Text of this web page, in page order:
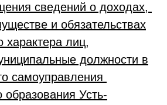
сведений о доходах,
и обязательствах
характера лиц,
должности в
самоуправления
образования Усть-